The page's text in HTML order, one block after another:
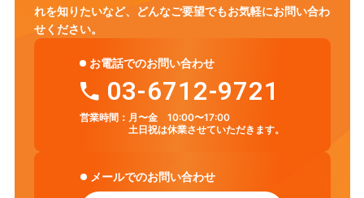
れを知りたいなど、
どんなご要望でもお気軽にお問い合わ
せください。
お電話でのお問い合わせ
03-6712-9721
営業時間： 月〜金 10:00〜17:00
土日祝は休業させていただきます。
メールでのお問い合わせ